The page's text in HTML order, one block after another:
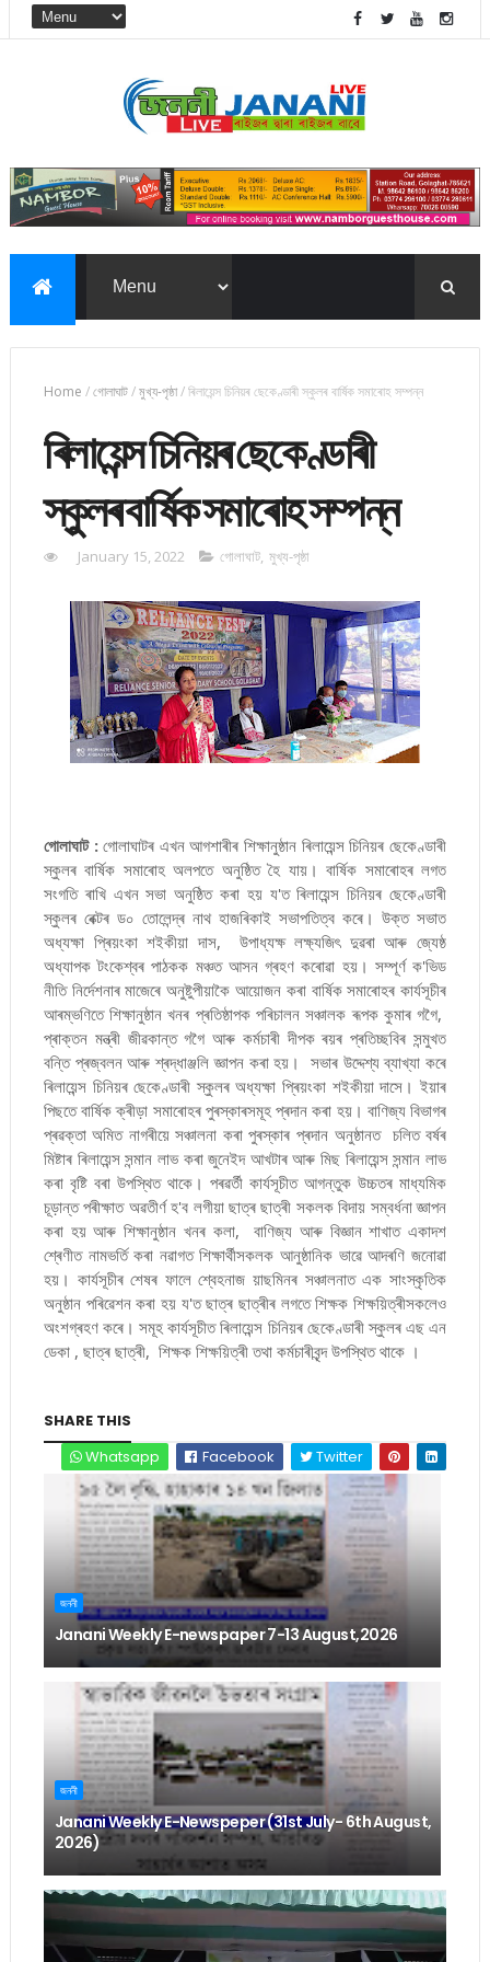
Home /গোলাঘাট/মুখ্য-পৃষ্ঠা/ৰিলায়েন্স চিনিয়ৰ ছেকেণ্ডাৰী স্কুলৰ বাৰ্ষিক সমাৰোহ সম্পন্ন
ৰিলায়েন্স চিনিয়ৰ ছেকেণ্ডাৰী
স্কুলৰ বাৰ্ষিক সমাৰোহ সম্পন্ন
January 15, 2022 গোলাঘাট, মুখ্য-পৃষ্ঠা
গোলাঘাট :গোলাঘাটৰ এখন আগশাৰীৰ শিক্ষানুষ্ঠান ৰিলায়েন্স চিনিয়ৰ ছেকেণ্ডাৰী
স্কুলৰ বাৰ্ষিক সমাৰোহ অলপতে অনুষ্ঠিত হৈ যায়। বাৰ্ষিক সমাৰোহৰ লগত
সংগতি ৰাখি এখন সভা অনুষ্ঠিত কৰা হয় য'ত ৰিলায়েন্স চিনিয়ৰ ছেকেণ্ডাৰী
স্কুলৰ ৰেক্টৰ ড০ তোলেন্দ্ৰ নাথ হাজৰিকাই সভাপতিত্ব কৰে। উক্ত সভাত
অধ্যক্ষা প্ৰিয়ংকা শইকীয়া দাস, উপাধ্যক্ষ লক্ষ্যজিৎ দুৱৰা আৰু জ্যেষ্ঠ
অধ্যাপক টংকেশ্বৰ পাঠকক মঞ্চত আসন গ্ৰহণ কৰোৱা হয়। সম্পূৰ্ণ ক'ভিড
নীতি নিৰ্দেশনাৰ মাজেৰে অনুষ্টুপীয়াকৈ আয়োজন কৰা বাৰ্ষিক সমাৰোহৰ কাৰ্যসূচীৰ
আৰম্ভণিতে শিক্ষানুষ্ঠান খনৰ প্ৰতিষ্ঠাপক পৰিচালন সঞ্চালক ৰূপক কুমাৰ গগৈ,
প্ৰাক্তন মন্ত্ৰী জীৱকান্ত গগৈ আৰু কৰ্মচাৰী দীপক ৰয়ৰ প্ৰতিচ্ছবিৰ সন্মুখত
বন্তি প্ৰজ্বলন আৰু শ্ৰদ্ধাঞ্জলি জ্ঞাপন কৰা হয়। সভাৰ উদ্দেশ্য ব্যাখ্যা কৰে
ৰিলায়েন্স চিনিয়ৰ ছেকেণ্ডাৰী স্কুলৰ অধ্যক্ষা প্ৰিয়ংকা শইকীয়া দাসে। ইয়াৰ
পিছতে বাৰ্ষিক ক্ৰীড়া সমাৰোহৰ পুৰস্কাৰসমূহ প্ৰদান কৰা হয়। বাণিজ্য বিভাগৰ
প্ৰৱক্তা অমিত নাগৰীয়ে সঞ্চালনা কৰা পুৰস্কাৰ প্ৰদান অনুষ্ঠানত চলিত বৰ্ষৰ
মিষ্টাৰ ৰিলায়েন্স সন্মান লাভ কৰা জুনেইদ আখটাৰ আৰু মিছ ৰিলায়েন্স সন্মান লাভ
কৰা বৃষ্টি বৰা উপস্থিত থাকে। পৰৱৰ্তী কাৰ্যসূচীত আগন্তুক উচ্চতৰ মাধ্যমিক
চূড়ান্ত পৰীক্ষাত অৱতীৰ্ণ হ'ব লগীয়া ছাত্ৰ ছাত্ৰী সকলক বিদায় সম্বৰ্ধনা জ্ঞাপন
কৰা হয় আৰু শিক্ষানুষ্ঠান খনৰ কলা, বাণিজ্য আৰু বিজ্ঞান শাখাত একাদশ
শ্ৰেণীত নামভৰ্তি কৰা নৱাগত শিক্ষাৰ্থীসকলক আনুষ্ঠানিক ভাৱে আদৰণি জনোৱা
হয়। কাৰ্যসূচীৰ শেষৰ ফালে শ্বেহনাজ য়াছমিনৰ সঞ্চালনাত এক সাংস্কৃতিক
অনুষ্ঠান পৰিৱেশন কৰা হয় য'ত ছাত্ৰ ছাত্ৰীৰ লগতে শিক্ষক শিক্ষয়িত্ৰীসকলেও
অংশগ্ৰহণ কৰে। সমূহ কাৰ্যসূচীত ৰিলায়েন্স চিনিয়ৰ ছেকেণ্ডাৰী স্কুলৰ এছ এন
ডেকা , ছাত্ৰ ছাত্ৰী, শিক্ষক শিক্ষয়িত্ৰী তথা কৰ্মচাৰীবৃন্দ উপস্থিত থাকে ।
SHARE THIS
Whatsapp
Facebook Twitter
জননী
Janani Weekly E-newspaper 7-13 August,2026
জননী
Janani Weekly E-Newspeper (31st July- 6th August,
2026)